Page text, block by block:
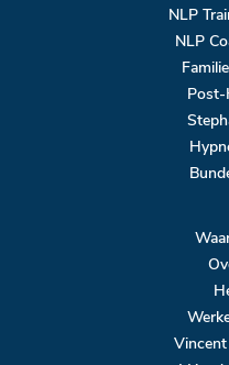
NLP
NLP
Post-